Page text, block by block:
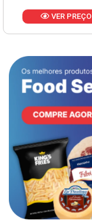
VER PREÇO